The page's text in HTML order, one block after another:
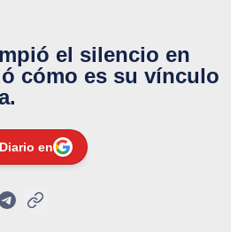
el silencio en
cómo es su vínculo
en